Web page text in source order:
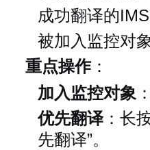
成功翻译的
被加入监控对
重点操作：
加入监控对象
优先翻译：长
先翻译”。